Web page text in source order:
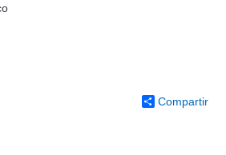
Compartir